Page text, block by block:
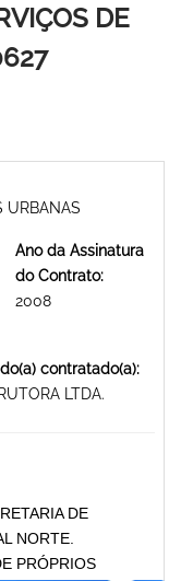
DE
URBANAS
Ano da Assinatura
do Contrato:
2008
contratado(a):
LTDA.
DE
NORTE.
PRÓPRIOS